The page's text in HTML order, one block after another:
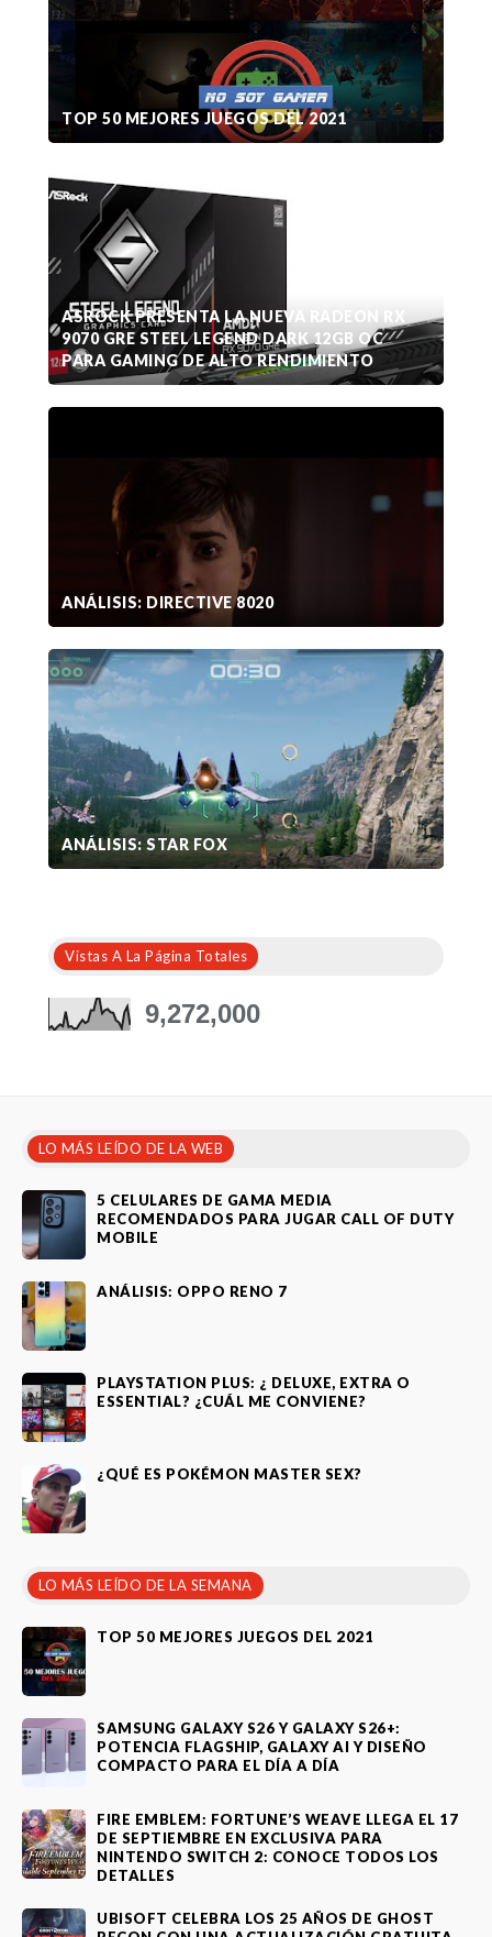
TOP 50 MEJORES JUEGOS DEL 2021
ASROCK PRESENTA LA NUEVA RADEON RX
9070 GRE STEEL LEGEND DARK 12GB OC
PARA GAMING DE ALTO RENDIMIENTO
ANÁLISIS: DIRECTIVE 8020
ANÁLISIS: STAR FOX
Vistas A La Página Totales
9,272,000
LO MÁS LEÍDO DE LA WEB
5 CELULARES DE GAMA MEDIA
RECOMENDADOS PARA JUGAR CALL OF DUTY
MOBILE
ANÁLISIS: OPPO RENO 7
PLAYSTATION PLUS: ¿ DELUXE, EXTRA O
ESSENTIAL? ¿CUÁL ME CONVIENE?
¿QUÉ ES POKÉMON MASTER SEX?
LO MÁS LEÍDO DE LA SEMANA
TOP 50 MEJORES JUEGOS DEL 2021
SAMSUNG GALAXY S26 Y GALAXY S26+:
POTENCIA FLAGSHIP, GALAXY AI Y DISEÑO
COMPACTO PARA EL DÍA A DÍA
FIRE EMBLEM: FORTUNE’S WEAVE LLEGA EL 17
DE SEPTIEMBRE EN EXCLUSIVA PARA
NINTENDO SWITCH 2: CONOCE TODOS LOS
DETALLES
UBISOFT CELEBRA LOS 25 AÑOS DE GHOST